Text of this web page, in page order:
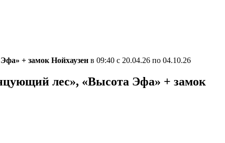
+ замок Нойхаузен в 09:40 с 20.04.26 по 04.10.26
лес», «Высота Эфа» + замок